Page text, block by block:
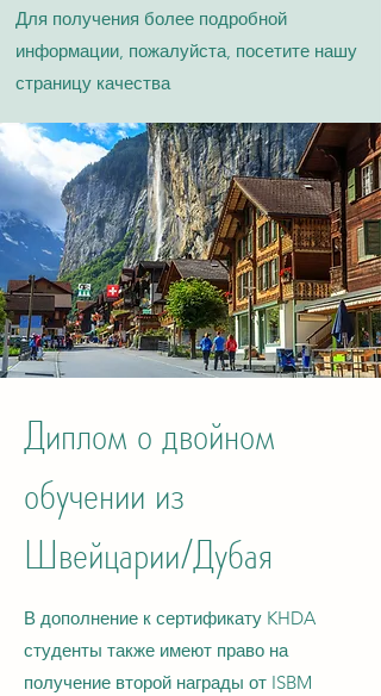
Для получения более подробной
информации, пожалуйста, посетите нашу
страницу качества​
Диплом о двойном
обучении из
Швейцарии/Дубая
В дополнение к сертификату KHDA
студенты также имеют право на
получение второй награды от ISBM